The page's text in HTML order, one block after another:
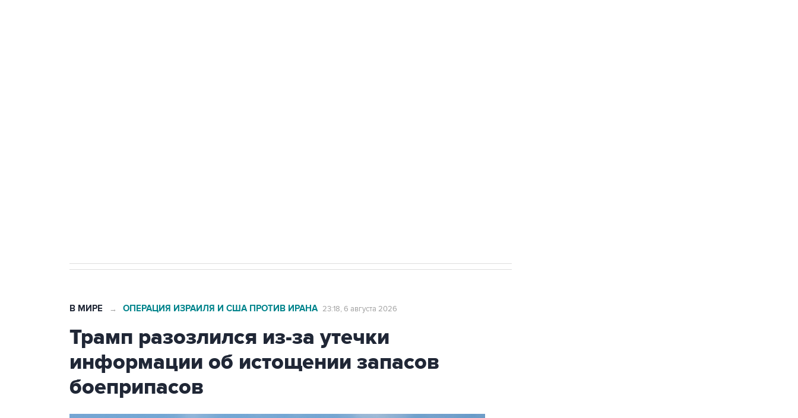
В МИРЕ → ОПЕРАЦИЯ ИЗРАИЛЯ И США ПРОТИВ ИРАНА 23:18, 6 августа 2026
Трамп разозлился из-за утечки
информации об истощении запасов
боеприпасов